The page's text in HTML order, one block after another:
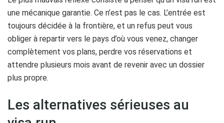
une mécanique garantie. Ce n’est pas le cas. L’entrée est
toujours décidée à la frontière, et un refus peut vous
obliger à repartir vers le pays d’où vous venez, changer
complètement vos plans, perdre vos réservations et
attendre plusieurs mois avant de revenir avec un dossier
plus propre.
Les alternatives sérieuses au